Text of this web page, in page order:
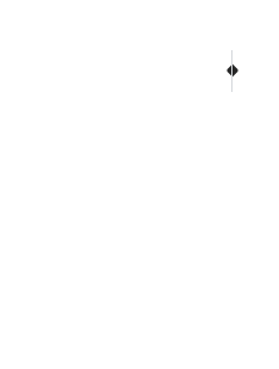
PRÓXIMO
Presidente